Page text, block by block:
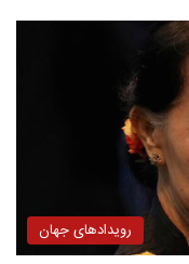
رویدادهای جهان